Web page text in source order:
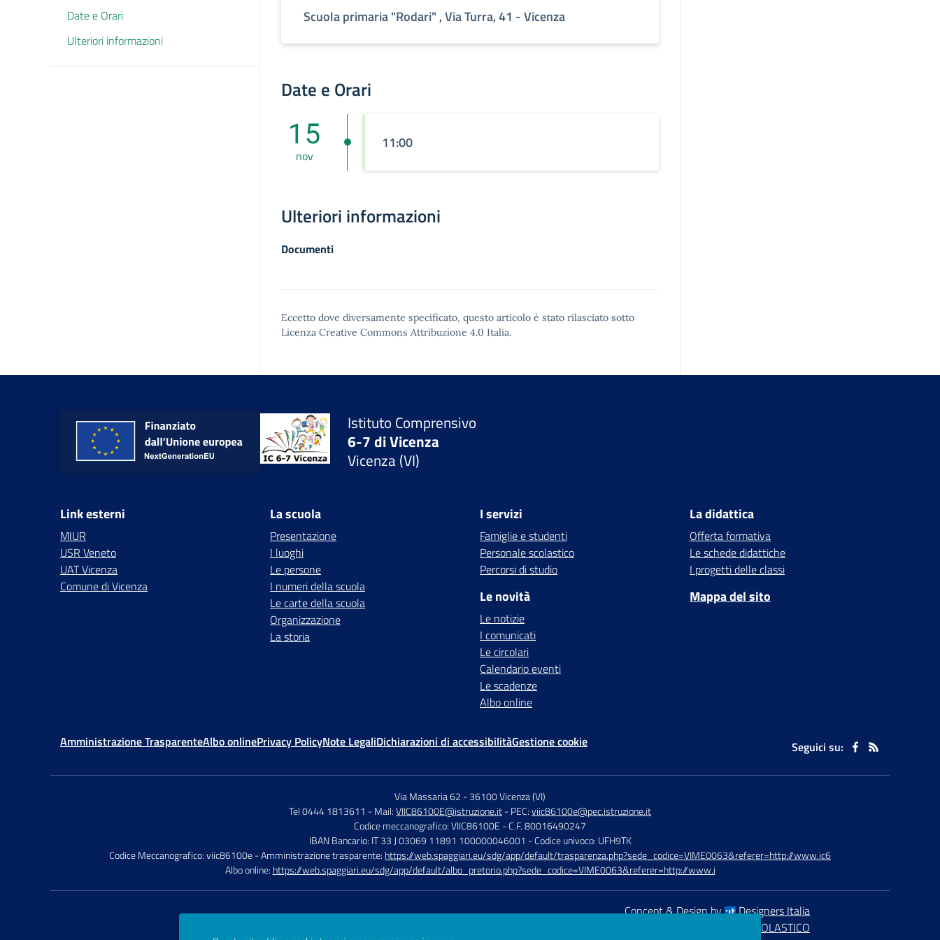
Date e Orari
Ulteriori informazioni
Scuola primaria "Rodari" , Via Turra, 41 - Vicenza
Date e Orari
15
nov
11:00
Ulteriori informazioni
Documenti
Eccetto dove diversamente specificato, questo articolo è stato rilasciato sotto
Licenza Creative Commons Attribuzione 4.0 Italia.
Istituto Comprensivo
6-7 di Vicenza
Vicenza (VI)
Link esterni
MIUR
USR Veneto
UAT Vicenza
Comune di Vicenza
La scuola
Presentazione
I luoghi
Le persone
I numeri della scuola
Le carte della scuola
Organizzazione
La storia
I servizi
Famiglie e studenti
Personale scolastico
Percorsi di studio
Le novità
Le notizie
I comunicati
Le circolari
Calendario eventi
Le scadenze
Albo online
La didattica
Offerta formativa
Le schede didattiche
I progetti delle classi
Mappa del sito
Amministrazione TrasparenteAlbo onlinePrivacy PolicyNote LegaliDichiarazioni di accessibilitàGestione cookie Seguici su:
Via Massaria 62 -36100 Vicenza (VI)
Tel 0444 1813611 - Mail:VIIC86100E@istruzione.it- PEC:viic86100e@pec.istruzione.it
Codice meccanografico: VIIC86100E - C.F. 80016490247
IBAN Bancario: IT 33 J 03069 11891 100000046001 - Codice univoco: UFH9TK
Codice Meccanografico: viic86100e- Amministrazione trasparente: https://web.spaggiari.eu/sdg/app/default/trasparenza.php?sede_codice=VIME0063&referer=http://www.ic6
Albo online: https://web.spaggiari.eu/sdg/app/default/albo_pretorio.php?sede_codice=VIME0063&referer=http://www.i
Concept & Design by
Designers Italia
SCUOLASTICO